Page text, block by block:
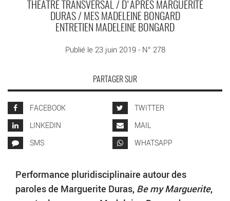
THÉÂTRE TRANSVERSAL / D'APRÈS MARGUERITE
DURAS / MES MADELEINE BONGARD
ENTRETIEN MADELEINE BONGARD
Publié le 23 juin 2019 - N° 278
PARTAGER SUR
FACEBOOK
TWITTER
LINKEDIN
MAIL
SMS
WHATSAPP
Performance pluridisciplinaire autour des
paroles de Marguerite Duras, Be my Marguerite,